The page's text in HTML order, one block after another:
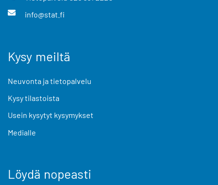
info@stat.fi
Kysy meiltä
Neuvonta ja tietopalvelu
Kysy tilastoista
Usein kysytyt kysymykset
Medialle
Löydä nopeasti